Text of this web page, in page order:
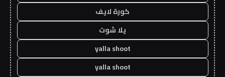
كورة لايف
يلا شوت
yalla shoot
yalla shoot